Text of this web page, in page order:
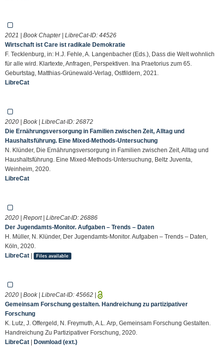
2021 | Book Chapter | LibreCat-ID: 44526
Wirtschaft ist Care ist radikale Demokratie
F. Tecklenburg, in: H.J. Fehle, A. Langenbacher (Eds.), Dass die Welt wohnlich
für alle wird. Klartexte, Anfragen, Perspektiven. Ina Praetorius zum 65.
Geburtstag, Matthias-Grünewald-Verlag, Ostfildern, 2021.
LibreCat
2020 | Book | LibreCat-ID: 26872
Die Ernährungsversorgung in Familien zwischen Zeit, Alltag und
Haushaltsführung. Eine Mixed-Methods-Untersuchung
N. Klünder, Die Ernährungsversorgung in Familien zwischen Zeit, Alltag und
Haushaltsführung. Eine Mixed-Methods-Untersuchung, Beltz Juventa,
Weinheim, 2020.
LibreCat
2020 | Report | LibreCat-ID: 26886
Der Jugendamts-Monitor. Aufgaben – Trends – Daten
H. Müller, N. Klünder, Der Jugendamts-Monitor. Aufgaben – Trends – Daten,
Köln, 2020.
LibreCat | Files available
2020 | Book | LibreCat-ID: 45662 |
Gemeinsam Forschung gestalten. Handreichung zu partizipativer
Forschung
K. Lutz, J. Offergeld, N. Freymuth, A.L. Arp, Gemeinsam Forschung Gestalten.
Handreichung Zu Partizipativer Forschung, 2020.
LibreCat | Download (ext.)